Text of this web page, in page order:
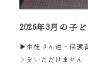
2026年3月の子
▶生徒さん達・保護
トをいただけませ